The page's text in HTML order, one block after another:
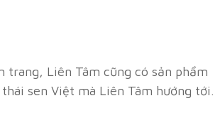
trang, Liên Tâm cũng có sản phẩm
sen Việt mà Liên Tâm hướng tới.